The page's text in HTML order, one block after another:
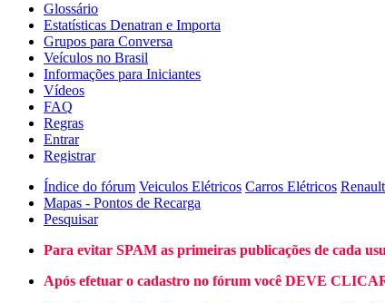
Glossário
Estatísticas Denatran e Importa
Grupos para Conversa
Veículos no Brasil
Informações para Iniciantes
Vídeos
FAQ
Regras
Entrar
Registrar
Índice do fórum Veiculos Elétricos Carros Elétricos Renault
Mapas - Pontos de Recarga
Pesquisar
Para evitar SPAM as primeiras publicações de cada
Após efetuar o cadastro no fórum você DEVE